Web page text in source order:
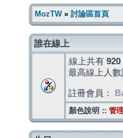
MozTW» 討論區首頁
誰在線上
線上共有 920
最高線上人數
註冊會員：
顏色說明 :: 管